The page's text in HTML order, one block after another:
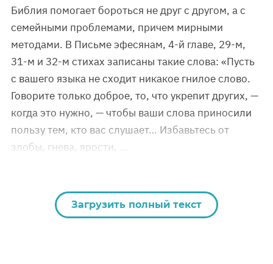
Библия помогает бороться не друг с другом, а с
семейными проблемами, причем мирными
методами. В Письме эфесянам, 4-й главе, 29-м,
31-м и 32-м стихах записаны такие слова: «Пусть
с вашего языка не сходит никакое гнилое слово.
Говорите только доброе, то, что укрепит других, —
когда это нужно, — чтобы ваши слова приносили
пользу тем, кто вас слушает… Избавьтесь от
злобы, гнева, ярости, …
Загрузить полный текст